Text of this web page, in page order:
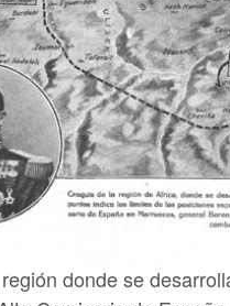
donde se